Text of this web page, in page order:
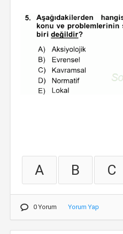
A B C
0 Yorum Yorum Yap